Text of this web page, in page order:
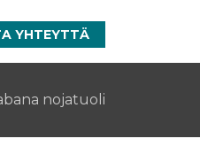
YHTEYTTÄ
nojatuoli